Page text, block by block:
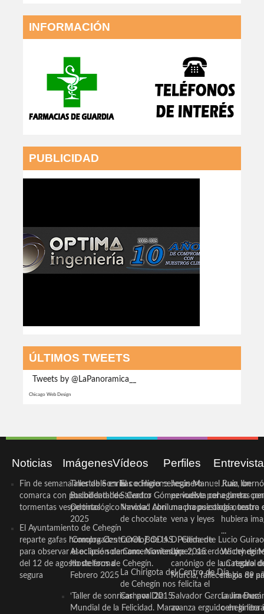
INFORMACIÓN
PUBLICIDAD
ÚLTIMOS TWEETS
Tweets by @LaPanoramica__
Chicago Web Design
Noticias
Fin de semana inestable en la
comarca con posibilidad de
tormentas vespertinas
El Ayuntamiento de Cehegín
reparte gafas homologadas
para observar el eclipse solar
del 12 de agosto de forma
segura
Imágenes
Taller de Sonrisas e Higiene
Bucodental de ‘Centro
Odontológico Innova’. Abril
2025
‘Compra Contrarreloj’ de la
Asociación de Comerciantes y
Hosteleros de Cehegín.
Febrero 2025
‘Taller de sonrisas’ por Día
Mundial de la Felicidad. Marzo
Vídeos
El cocinero ceheginero
Salvador Gómez vuelve por
Navidad con una propuesta
de chocolate
COOL BODAS. Pedida de
mano. Noviembre 2015
La Chirigota del Centro de Día
de Cehegín nos felicita el
Carnaval 2015
Perfiles
Jesús Manuel Ruiz, un
periodista ceheginero con
mucha psicología, teatro
vena y leyes
D. Clemente Lucio Guirao
López, sacerdote
canónigo de la Catedral
Murcia, fallece a los 89
Salvador García Jiménez
avanza erguido en la
Juan
a tantas
de nuestra
hubiera
...
Wichy de
un regalo
magia de
Laura
ceheginera